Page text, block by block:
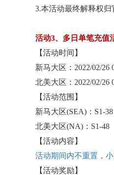
3.本活动最终解释权归
活动3、多日单笔充值
【活动时间】
新马大区： 2022/02/26
北美大区： 2022/02/26
【活动范围】
新马大区(SEA)：S1-38
北美大区(NA)：S1-48
【活动内容】
活动期间内不重置，
【活动奖励】